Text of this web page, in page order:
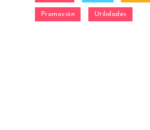
Promoción Utilidades